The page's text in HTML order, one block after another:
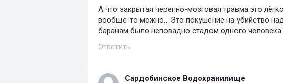
А что закрытая черепно-мозговая травма это
вообще-то можно... Это покушение на убийство
баранам было неповадно стадом одного человека
Ответить
Сардобинское Водохранилище